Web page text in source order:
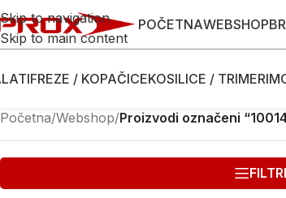
Skip to navigation
Skip to main content
POČETNAWEBSHOP
FREZE / KOPAČICEKOSILICE / TRIMERI
Početna/Webshop/Proizvodi označeni